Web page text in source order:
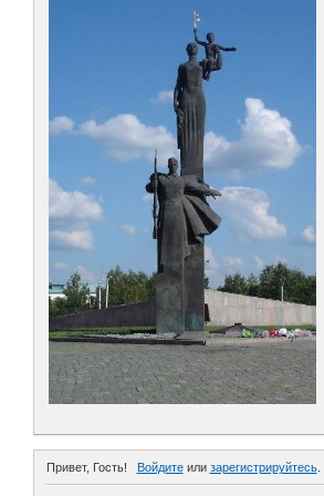
Привет, Гость! Войдитеили зарегистрируйтесь.